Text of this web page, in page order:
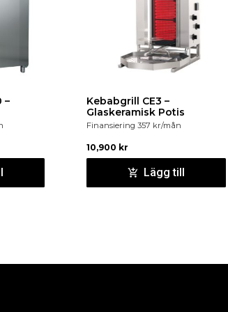
–
Kebabgrill CE3 –
Glaskeramisk Potis
Finansiering 357 kr/mån
10,900 kr
Lägg till